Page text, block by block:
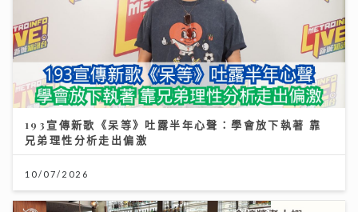
193宣傳新歌《呆等》吐露半年心聲：學會放下執著 靠
兄弟理性分析走出偏激
10/07/2026